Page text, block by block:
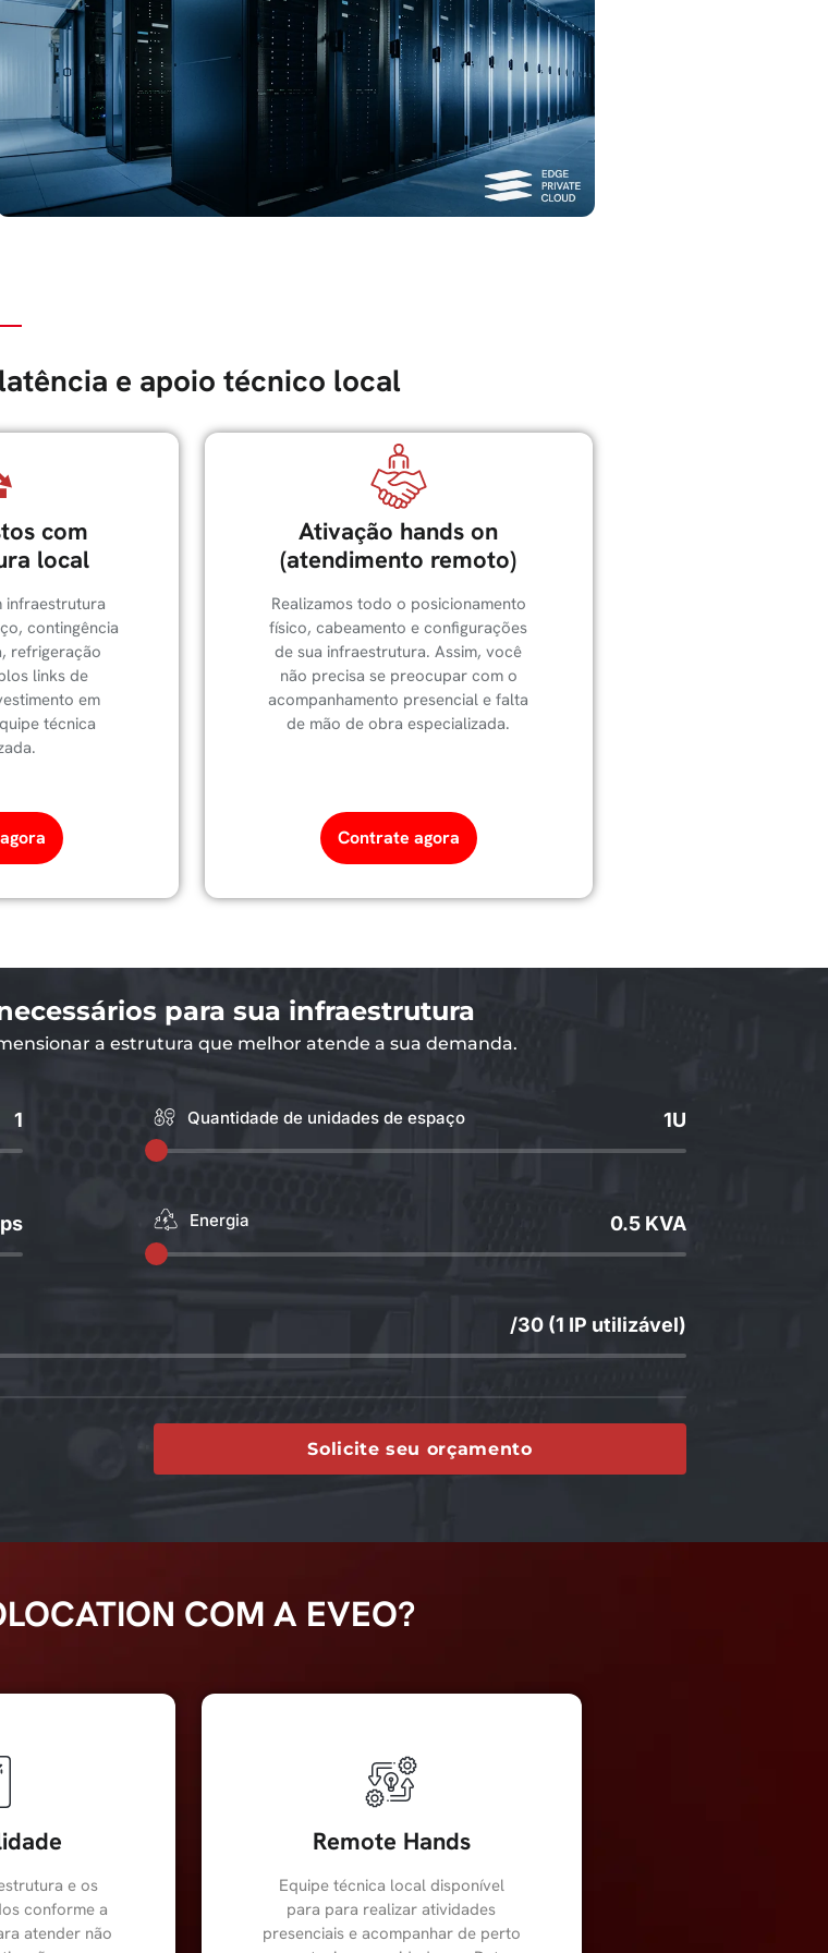
e apoio técnico local
com
local
infraestrutura
contingência
refrigeração
links de
em
técnica
Ativação hands on
(atendimento remoto)
Realizamos todo o posicionamento
físico, cabeamento e configurações
de sua infraestrutura. Assim, você
não precisa se preocupar com o
acompanhamento presencial e falta
de mão de obra especializada.
Contrate agora
para sua infraestrutura
a estrutura que melhor atende a sua demanda.
1 Quantidade de unidades de espaço 1U
Energia 0.5 KVA
/30 (1 IP utilizável)
Solicite seu orçamento
COM A EVEO?
e os
conforme a
atender não
Remote Hands
Equipe técnica local disponível
para para realizar atividades
presenciais e acompanhar de perto